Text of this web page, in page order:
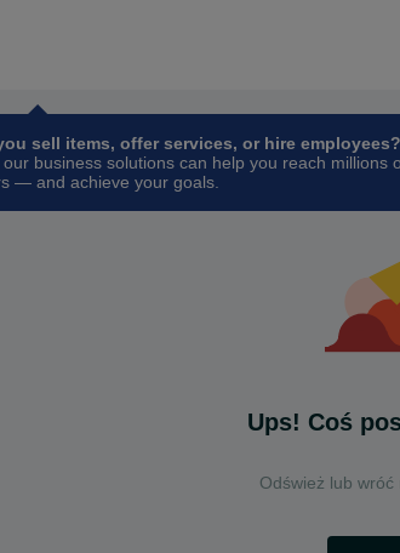
sell items, offer services, or hire employees?
our business solutions can help you reach millions
— and achieve your goals.
Ups! Coś
Odśwież lub wróć